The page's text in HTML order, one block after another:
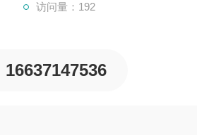
访问量：192
16637147536